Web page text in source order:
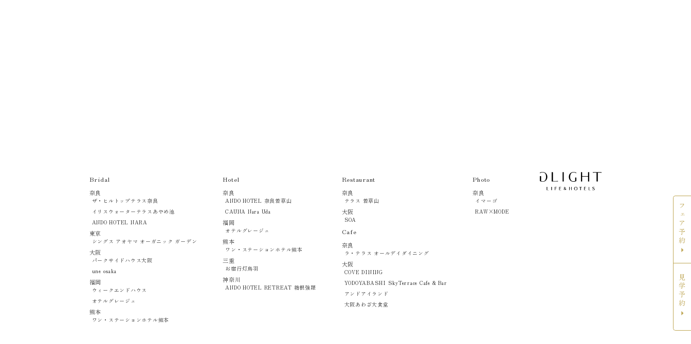
フェア予約
見学予約
Bridal
奈良
ザ・ヒルトップテラス奈良
イリスウォーターテラスあやめ池
ANDO HOTEL NARA
東京
シングス アオヤマ オーガニック ガーデン
大阪
パークサイドハウス大阪
une osaka
福岡
ウィークエンドハウス
オテルグレージュ
熊本
ワン・ステーションホテル熊本
Hotel
奈良
ANDO HOTEL 奈良若草山
CAUNA Nara Uda
福岡
オテルグレージュ
熊本
ワン・ステーションホテル熊本
三重
お宿行灯鳥羽
神奈川
ANDO HOTEL RETREAT 箱根強羅
Restaurant
奈良
テラス 若草山
大阪
SOA
Cafe
奈良
ラ・テラス オールデイダイニング
大阪
COVE DINING
YODOYABASHI SkyTerrace Cafe & Bar
アンドアイランド
大阪あわざ大食堂
Photo
奈良
イマーゴ
RAW×MODE